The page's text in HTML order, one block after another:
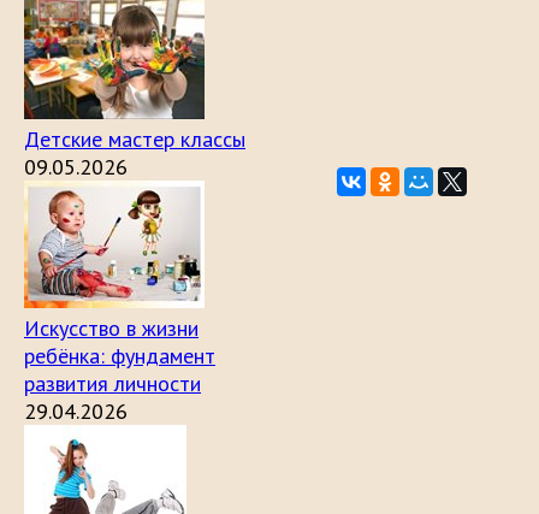
Детские мастер классы
09.05.2026
Искусство в жизни
ребёнка: фундамент
развития личности
29.04.2026